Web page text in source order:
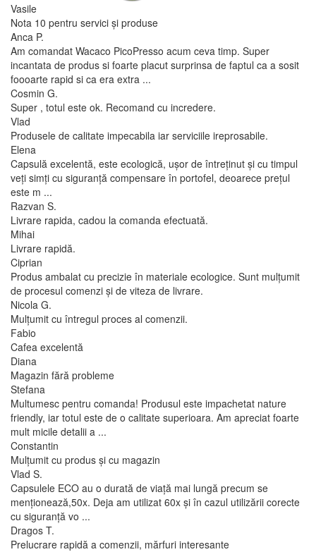
Vasile
Nota 10 pentru servici și produse
Anca P.
Am comandat Wacaco PicoPresso acum ceva timp. Super
incantata de produs si foarte placut surprinsa de faptul ca a sosit
foooarte rapid si ca era extra ...
Cosmin G.
Super , totul este ok. Recomand cu incredere.
Vlad
Produsele de calitate impecabila iar serviciile ireprosabile.
Elena
Capsulă excelentă, este ecologică, ușor de întreținut și cu timpul
veți simți cu siguranță compensare în portofel, deoarece prețul
este m ...
Razvan S.
Livrare rapida, cadou la comanda efectuată.
Mihai
Livrare rapidă.
Ciprian
Produs ambalat cu precizie în materiale ecologice. Sunt mulțumit
de procesul comenzi și de viteza de livrare.
Nicola G.
Mulțumit cu întregul proces al comenzii.
Fabio
Cafea excelentă
Diana
Magazin fără probleme
Stefana
Multumesc pentru comanda! Produsul este impachetat nature
friendly, iar totul este de o calitate superioara. Am apreciat foarte
mult micile detalii a ...
Constantin
Mulțumit cu produs și cu magazin
Vlad S.
Capsulele ECO au o durată de viață mai lungă precum se
menționează,50x. Deja am utilizat 60x și în cazul utilizării corecte
cu siguranță vo ...
Dragos T.
Prelucrare rapidă a comenzii, mărfuri interesante